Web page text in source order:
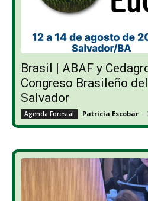
Brasil | ABAF y
Congreso Brasileño
Salvador
Agenda Forestal Patricia Escobar -